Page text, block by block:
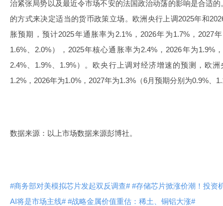
治紧张局势以及最近令市场不安的法国政治动荡的影响是合适
的方式来决定适当的货币政策立场。欧洲央行上调2025年和
胀预期，预计2025年通胀率为2.1%，2026年为1.7%，2027
1.6%、2.0%），2025年核心通胀率为2.4%，2026年为1.9%
2.4%、1.9%、1.9%）。欧央行上调对经济增速的预测，欧
1.2%，2026年为1.0%，2027年为1.3%（6月预期分别为0.9%、
数据来源：以上市场数据来源彭博社。
#商务部对美模拟芯片发起双反调查# #存储芯片掀涨价潮！投资
AI将是市场主线# #战略金属价值重估：稀土、铜铝大涨#